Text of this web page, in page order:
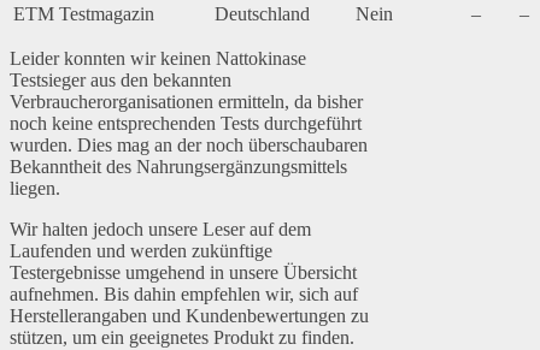
ETM Testmagazin
Deutschland Nein – –
Leider konnten wir keinen Nattokinase
Testsieger aus den bekannten
Verbraucherorganisationen ermitteln, da bisher
noch keine entsprechenden Tests durchgeführt
wurden. Dies mag an der noch überschaubaren
Bekanntheit des Nahrungsergänzungsmittels
liegen.
Wir halten jedoch unsere Leser auf dem
Laufenden und werden zukünftige
Testergebnisse umgehend in unsere Übersicht
aufnehmen. Bis dahin empfehlen wir, sich auf
Herstellerangaben und Kundenbewertungen zu
stützen, um ein geeignetes Produkt zu finden.